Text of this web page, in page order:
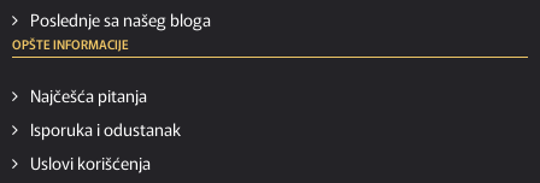
Poslednje sa našeg bloga
OPŠTE INFORMACIJE
Najčešća pitanja
Isporuka i odustanak
Uslovi korišćenja